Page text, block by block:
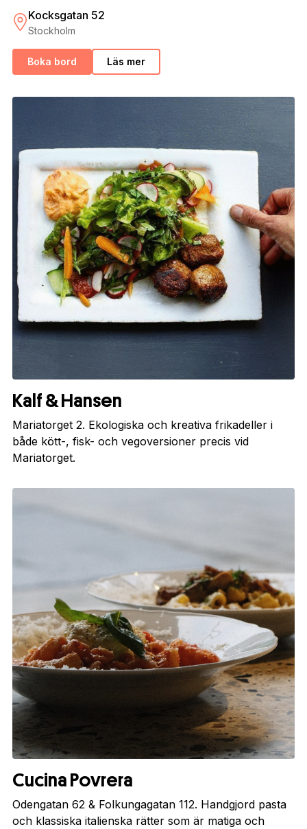
Kocksgatan 52
Stockholm
Boka bord Läs mer
Kalf & Hansen
Mariatorget 2. Ekologiska och kreativa frikadeller i
både kött-, fisk- och vegoversioner precis vid
Mariatorget.
Cucina Povrera
Odengatan 62 & Folkungagatan 112. Handgjord pasta
och klassiska italienska rätter som är matiga och